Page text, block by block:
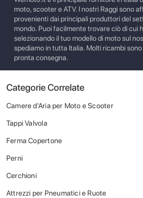
moto, scooter e ATV. I nostri Raggi sono
provenienti dai principali produttori del
mondo. Puoi facilmente trovare ciò di cui
selezionando il tuo modello di moto sul
spediamo in tutta Italia. Molti ricambi
pronta consegna.
Categorie Correlate
Camere d'Aria per Moto e Scooter
Tappi Valvola
Ferma Copertone
Perni
Cerchioni
Attrezzi per Pneumatici e Ruote